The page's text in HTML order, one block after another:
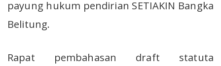
payung hukum pendirian SETIAKIN Bangka
Belitung.
Rapat pembahasan draft statuta